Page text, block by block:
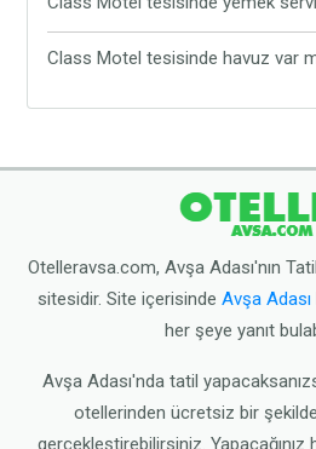
bulunmaktadır. Araç ile gelen
Class Motel tesisinde yemek
bulunmamaktadır. Tesis
Class Motel tesisinde havuz var
Otelleravsa.com, Avşa Adası'nın
sitesidir. Site içerisinde Avşa Adası
her şeye yanıt
Avşa Adası'nda tatil
otellerinden ücretsiz bir
gerçekleştirebilirsiniz.